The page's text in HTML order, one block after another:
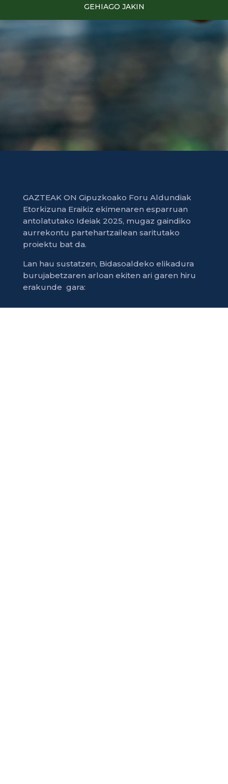
GEHIAGO JAKIN
GAZTEAK ON Gipuzkoako Foru Aldundiak
Etorkizuna Eraikiz ekimenaren esparruan
antolatutako Ideiak 2025, mugaz gaindiko
aurrekontu partehartzailean saritutako
proiektu bat da.
Lan hau sustatzen, Bidasoaldeko elikadura
burujabetzaren arloan ekiten ari garen hiru
erakunde gara: